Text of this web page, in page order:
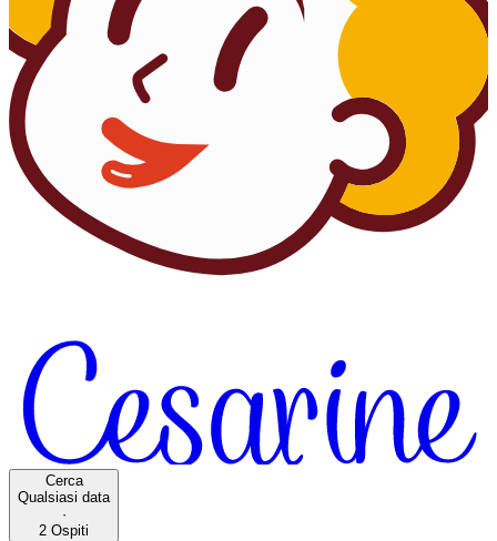
Cerca
Qualsiasi data
·
2 Ospiti